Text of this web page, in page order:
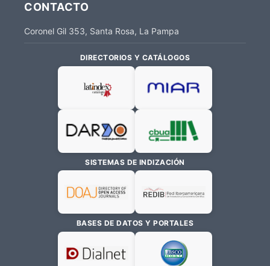
CONTACTO
Coronel Gil 353, Santa Rosa, La Pampa
DIRECTORIOS Y CATÁLOGOS
SISTEMAS DE INDIZACIÓN
BASES DE DATOS Y PORTALES